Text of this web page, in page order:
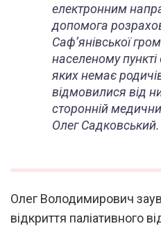
електронним
допомога
Саф’янівської
населеному пункті
яких немає
відмовилися від
сторонній
Олег Садковський.
Олег Володимирович
відкриття паліативного